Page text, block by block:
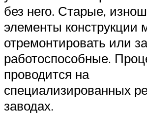
без него. Старые,
элементы конструкции
отремонтировать или
работоспособные.
проводится на
специализированных
заводах.